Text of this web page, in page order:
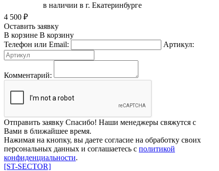
в наличии в г. Екатеринбурге
4 500 ₽
Оставить заявку
В корзине В корзину
Телефон или Email:
Артикул:
Комментарий:
Отправить заявку Спасибо! Наши менеджеры свяжутся с
Вами в ближайшее время.
Нажимая на кнопку, вы даете согласие на обработку своих
персональных данных и соглашаетесь с политикой
конфиденциальности.
[ST-SECTOR]